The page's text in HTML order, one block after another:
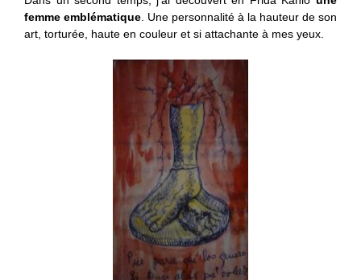
femme emblématique . Une personnalité à la hauteur de son
art, torturée, haute en couleur et si attachante à mes yeux.